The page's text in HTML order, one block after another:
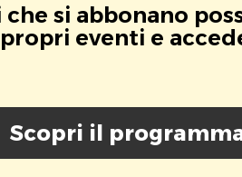
si abbonano
eventi e
Scopri il